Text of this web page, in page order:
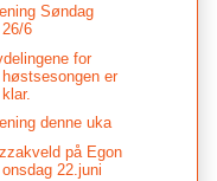
Søndag
26/6
for
høstsesongen er
klar.
denne uka
på Egon
onsdag 22.juni